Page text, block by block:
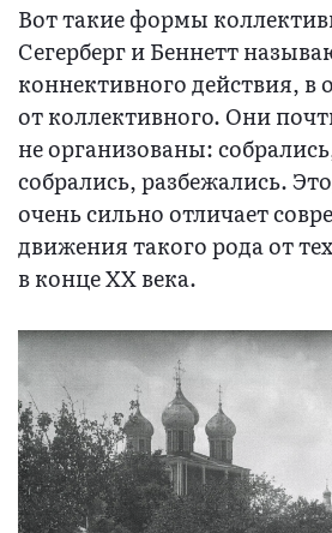
Вот такие формы
Сегерберг и Беннетт
коннективного действия, в
от коллективного. Они
не организованы:
собрались, разбежались.
очень сильно отличает
движения такого рода от
в конце XX века.